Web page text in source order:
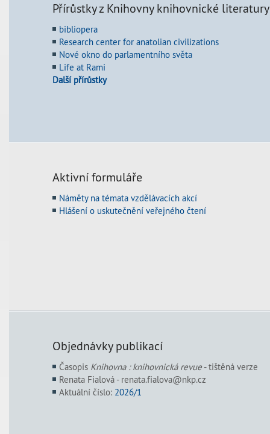
Přírůstky z Knihovny knihovnické literatury
bibliopera
Research center for anatolian civilizations
Nové okno do parlamentního světa
Life at Rami
Další přírůstky
Aktivní formuláře
Náměty na témata vzdělávacích akcí
Hlášení o uskutečnění veřejného čtení
Objednávky publikací
Časopis Knihovna : knihovnická revue- tištěná verze
Renata Fialová - renata.fialova@nkp.cz
Aktuální číslo: 2026/1